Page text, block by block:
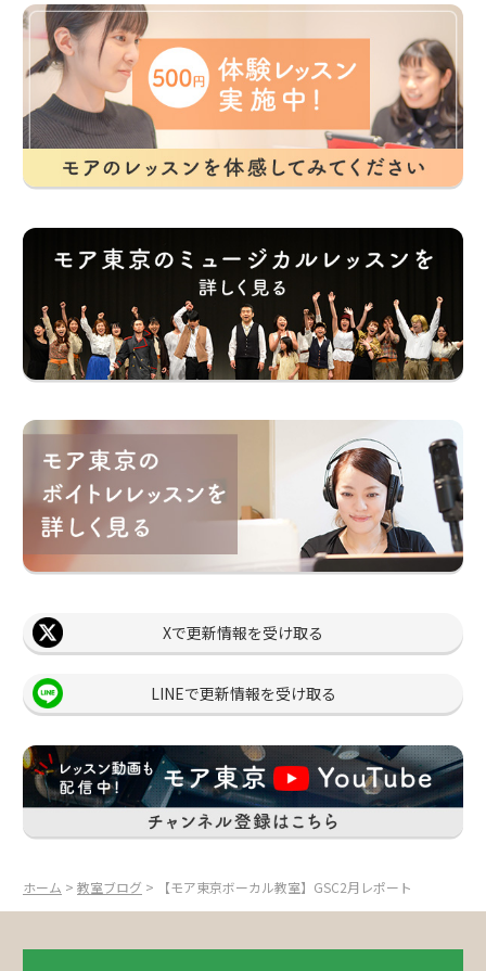
Xで更新情報を受け取る
LINEで更新情報を受け取る
ホーム > 教室ブログ > 【モア東京ボーカル教室】GSC2月レポート